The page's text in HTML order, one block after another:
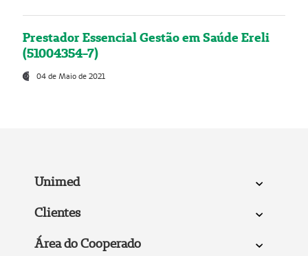
Prestador Essencial Gestão em Saúde Ereli
(51004354-7)
04 de Maio de 2021
Unimed
Clientes
Área do Cooperado